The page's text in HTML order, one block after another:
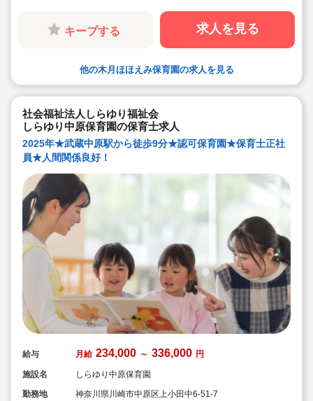
キープする 求人を見る
他の木月ほほえみ保育園の求人を見る
社会福祉法人しらゆり福祉会
しらゆり中原保育園の保育士求人
2025年★武蔵中原駅から徒歩9分★認可保育園★保育士正社
員★人間関係良好！
給与 月給 234,000 ～ 336,000 円
施設名
しらゆり中原保育園
勤務地
神奈川県川崎市中原区上小田中6-51-7